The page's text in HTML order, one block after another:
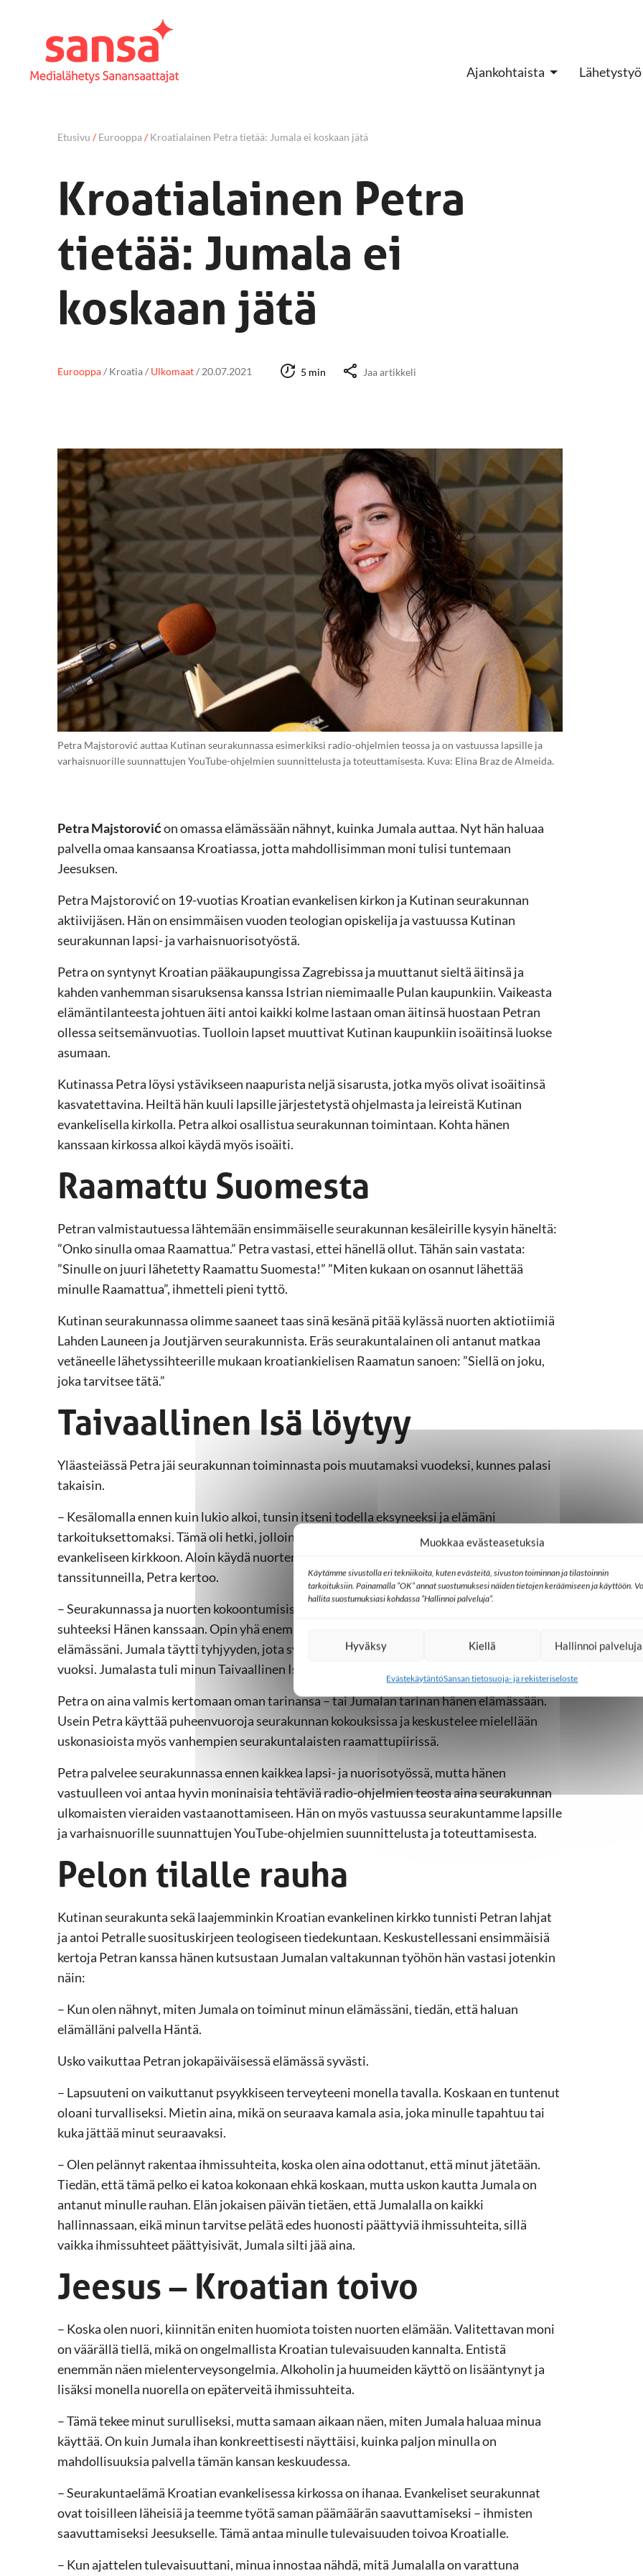
Muokkaa evästeasetuksia
Käytämme sivustolla eri tekniikoita, kuten evästeitä, sivuston toiminnan ja tilastoinnin
tarkoituksiin. Painamalla ”OK” annat suostumuksesi näiden tietojen keräämiseen ja käyttöön.
hallita suostumuksiasi kohdassa ”Hallinnoi palveluja”.
Hyväksy Kiellä Hallinnoi palveluja
EvästekäytäntöSansan tietosuoja- ja rekisteriseloste
Ajankohtaista Lähetystyö
Etusivu /Eurooppa/Kroatialainen Petra tietää: Jumala ei koskaan jätä
Kroatialainen Petra
tietää: Jumala ei
koskaan jätä
Eurooppa/ Kroatia/ Ulkomaat/ 20.07.2021 5 min Jaa artikkeli
Petra Majstorović auttaa Kutinan seurakunnassa esimerkiksi radio-ohjelmien teossa ja on vastuussa lapsille ja
varhaisnuorille suunnattujen YouTube-ohjelmien suunnittelusta ja toteuttamisesta. Kuva: Elina Braz de Almeida.
Petra Majstorovićon omassa elämässään nähnyt, kuinka Jumala auttaa. Nyt hän haluaa
palvella omaa kansaansa Kroatiassa, jotta mahdollisimman moni tulisi tuntemaan
Jeesuksen.
Petra Majstorović on 19-vuotias Kroatian evankelisen kirkon ja Kutinan seurakunnan
aktiivijäsen. Hän on ensimmäisen vuoden teologian opiskelija ja vastuussa Kutinan
seurakunnan lapsi- ja varhaisnuorisotyöstä.
Petra on syntynyt Kroatian pääkaupungissa Zagrebissa ja muuttanut sieltä äitinsä ja
kahden vanhemman sisaruksensa kanssa Istrian niemimaalle Pulan kaupunkiin. Vaikeasta
elämäntilanteesta johtuen äiti antoi kaikki kolme lastaan oman äitinsä huostaan Petran
ollessa seitsemänvuotias. Tuolloin lapset muuttivat Kutinan kaupunkiin isoäitinsä luokse
asumaan.
Kutinassa Petra löysi ystävikseen naapurista neljä sisarusta, jotka myös olivat isoäitinsä
kasvatettavina. Heiltä hän kuuli lapsille järjestetystä ohjelmasta ja leireistä Kutinan
evankelisella kirkolla. Petra alkoi osallistua seurakunnan toimintaan. Kohta hänen
kanssaan kirkossa alkoi käydä myös isoäiti.
Raamattu Suomesta
Petran valmistautuessa lähtemään ensimmäiselle seurakunnan kesäleirille kysyin häneltä:
”Onko sinulla omaa Raamattua.” Petra vastasi, ettei hänellä ollut. Tähän sain vastata:
”Sinulle on juuri lähetetty Raamattu Suomesta!” ”Miten kukaan on osannut lähettää
minulle Raamattua”, ihmetteli pieni tyttö.
Kutinan seurakunnassa olimme saaneet taas sinä kesänä pitää kylässä nuorten aktiotiimiä
Lahden Launeen ja Joutjärven seurakunnista. Eräs seurakuntalainen oli antanut matkaa
vetäneelle lähetyssihteerille mukaan kroatiankielisen Raamatun sanoen: ”Siellä on joku,
joka tarvitsee tätä.”
Taivaallinen Isä löytyy
Yläasteiässä Petra jäi seurakunnan toiminnasta pois muutamaksi vuodeksi, kunnes palasi
takaisin.
– Kesälomalla ennen kuin lukio alkoi, tunsin itseni todella eksyneeksi ja elämäni
tarkoituksettomaksi. Tämä oli hetki, jolloin koen, että Jumala ohjasi minut takaisin
evankeliseen kirkkoon. Aloin käydä nuortenilloissa ja M18-lähetystyöntekijäryhmän
tanssitunneilla, Petra kertoo.
– Seurakunnassa ja nuorten kokoontumisissa tietoni Jumalasta muuttui läheiseksi
suhteeksi Hänen kanssaan. Opin yhä enemmän Jumalan rakkaudesta ja teoista omassa
elämässäni. Jumala täytti tyhjyyden, jota sydämessäni koin vanhempieni poissaolon
vuoksi. Jumalasta tuli minun Taivaallinen Isäni.
Petra on aina valmis kertomaan oman tarinansa – tai Jumalan tarinan hänen elämässään.
Usein Petra käyttää puheenvuoroja seurakunnan kokouksissa ja keskustelee mielellään
uskonasioista myös vanhempien seurakuntalaisten raamattupiirissä.
Petra palvelee seurakunnassa ennen kaikkea lapsi- ja nuorisotyössä, mutta hänen
vastuulleen voi antaa hyvin moninaisia tehtäviä radio-ohjelmien teosta aina seurakunnan
ulkomaisten vieraiden vastaanottamiseen. Hän on myös vastuussa seurakuntamme lapsille
ja varhaisnuorille suunnattujen YouTube-ohjelmien suunnittelusta ja toteuttamisesta.
Pelon tilalle rauha
Kutinan seurakunta sekä laajemminkin Kroatian evankelinen kirkko tunnisti Petran lahjat
ja antoi Petralle suosituskirjeen teologiseen tiedekuntaan. Keskustellessani ensimmäisiä
kertoja Petran kanssa hänen kutsustaan Jumalan valtakunnan työhön hän vastasi jotenkin
näin:
– Kun olen nähnyt, miten Jumala on toiminut minun elämässäni, tiedän, että haluan
elämälläni palvella Häntä.
Usko vaikuttaa Petran jokapäiväisessä elämässä syvästi.
– Lapsuuteni on vaikuttanut psyykkiseen terveyteeni monella tavalla. Koskaan en tuntenut
oloani turvalliseksi. Mietin aina, mikä on seuraava kamala asia, joka minulle tapahtuu tai
kuka jättää minut seuraavaksi.
– Olen pelännyt rakentaa ihmissuhteita, koska olen aina odottanut, että minut jätetään.
Tiedän, että tämä pelko ei katoa kokonaan ehkä koskaan, mutta uskon kautta Jumala on
antanut minulle rauhan. Elän jokaisen päivän tietäen, että Jumalalla on kaikki
hallinnassaan, eikä minun tarvitse pelätä edes huonosti päättyviä ihmissuhteita, sillä
vaikka ihmissuhteet päättyisivät, Jumala silti jää aina.
Jeesus – Kroatian toivo
– Koska olen nuori, kiinnitän eniten huomiota toisten nuorten elämään. Valitettavan moni
on väärällä tiellä, mikä on ongelmallista Kroatian tulevaisuuden kannalta. Entistä
enemmän näen mielenterveysongelmia. Alkoholin ja huumeiden käyttö on lisääntynyt ja
lisäksi monella nuorella on epäterveitä ihmissuhteita.
– Tämä tekee minut surulliseksi, mutta samaan aikaan näen, miten Jumala haluaa minua
käyttää. On kuin Jumala ihan konkreettisesti näyttäisi, kuinka paljon minulla on
mahdollisuuksia palvella tämän kansan keskuudessa.
– Seurakuntaelämä Kroatian evankelisessa kirkossa on ihanaa. Evankeliset seurakunnat
ovat toisilleen läheisiä ja teemme työtä saman päämäärän saavuttamiseksi – ihmisten
saavuttamiseksi Jeesukselle. Tämä antaa minulle tulevaisuuden toivoa Kroatialle.
– Kun ajattelen tulevaisuuttani, minua innostaa nähdä, mitä Jumalalla on varattuna